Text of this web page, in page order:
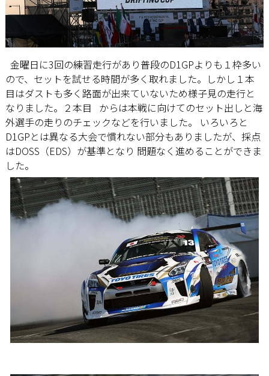
金曜日に3回の練習走行があり普段のD1GPよりも１枠多い
ので、セットを試せる時間が多く取れました。しかし１本
目はダストも多く路面が出来ていないため様子見の走行と
なりました。２本目 からは本戦に向けてのセット出しと海
外選手の走りのチェックなどを行いました。 いろいろと
D1GPとは異なる大会で慣れない部分もありましたが、採点
はDOSS（EDS）が基準となり 問題なく進めることができま
した。